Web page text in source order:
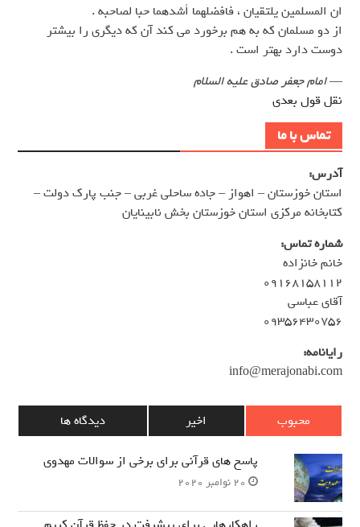
ان المسلمين يلتقيان ، فافضلهما أشدهما حبا لصاحبه .
از دو مسلمان كه به هم برخورد مي كند آن كه ديگري را بيشتر
دوست دارد بهتر است .
—امام جعفر صادق علیه السلام
نقل قول بعدی
تماس با ما
آدرس:
استان خوزستان – اهواز – جاده ساحلی غربی – جنب پارک دولت –
کتابخانه مرکزی استان خوزستان بخش نابینایان
شماره تماس:
خانم خانزاده
۰۹۱۶۸۱۵۸۱۱۲
آقای عباسی
۰۹۳۵۶۴۳۰۷۵۶
رایانامه:
info@merajonabi.com
محبوب اخیر دیدگاه ها
پاسخ های قرآنی برای برخی از سوالات مهدوی
20 نوامبر 2020